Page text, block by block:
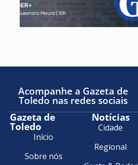
Acompanhe a Gazeta de
Toledo nas redes sociais
Gazeta de
Toledo
Início
Sobre nós
Notícias
Cidade
Regional